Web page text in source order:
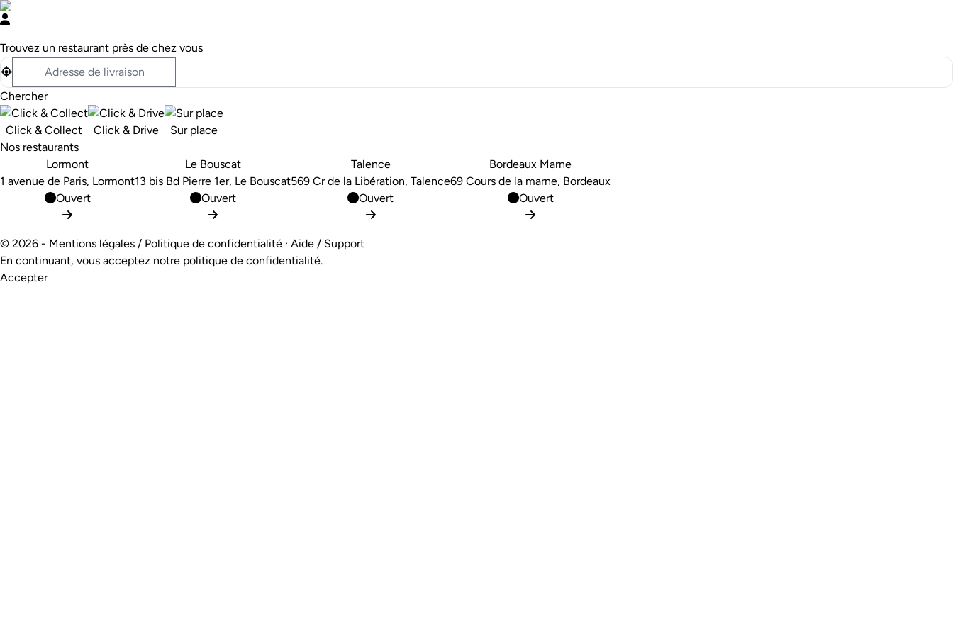
Trouvez un restaurant près de chez vous
Chercher
Click & Collect Click & Drive
Sur place
Nos restaurants
Lormont
1 avenue de Paris, Lormont
Ouvert
Le Bouscat
13 bis Bd Pierre 1er, Le Bouscat
Ouvert
Talence
569 Cr de la Libération, Talence
Ouvert
Bordeaux Marne
69 Cours de la marne, Bordeaux
Ouvert
© 2026 - Mentions légales / Politique de confidentialité · Aide / Support
En continuant, vous acceptez notre politique de confidentialité.
Accepter